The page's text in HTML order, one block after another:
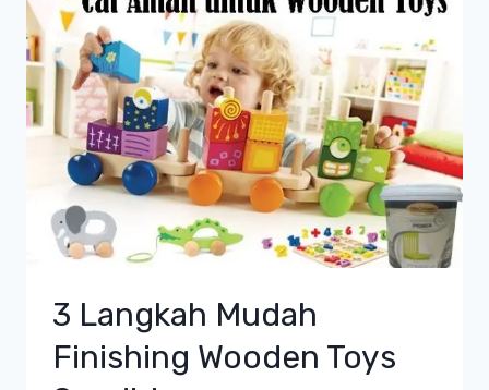
3 Langkah Mudah
Finishing Wooden Toys